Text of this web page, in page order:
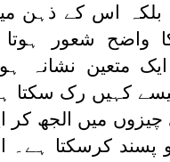
اس کے ذہن
واضح شعور
متعین نشانہ
کہیں رک سکتا
میں الجھ کر
پسند کرسکتا ہے۔